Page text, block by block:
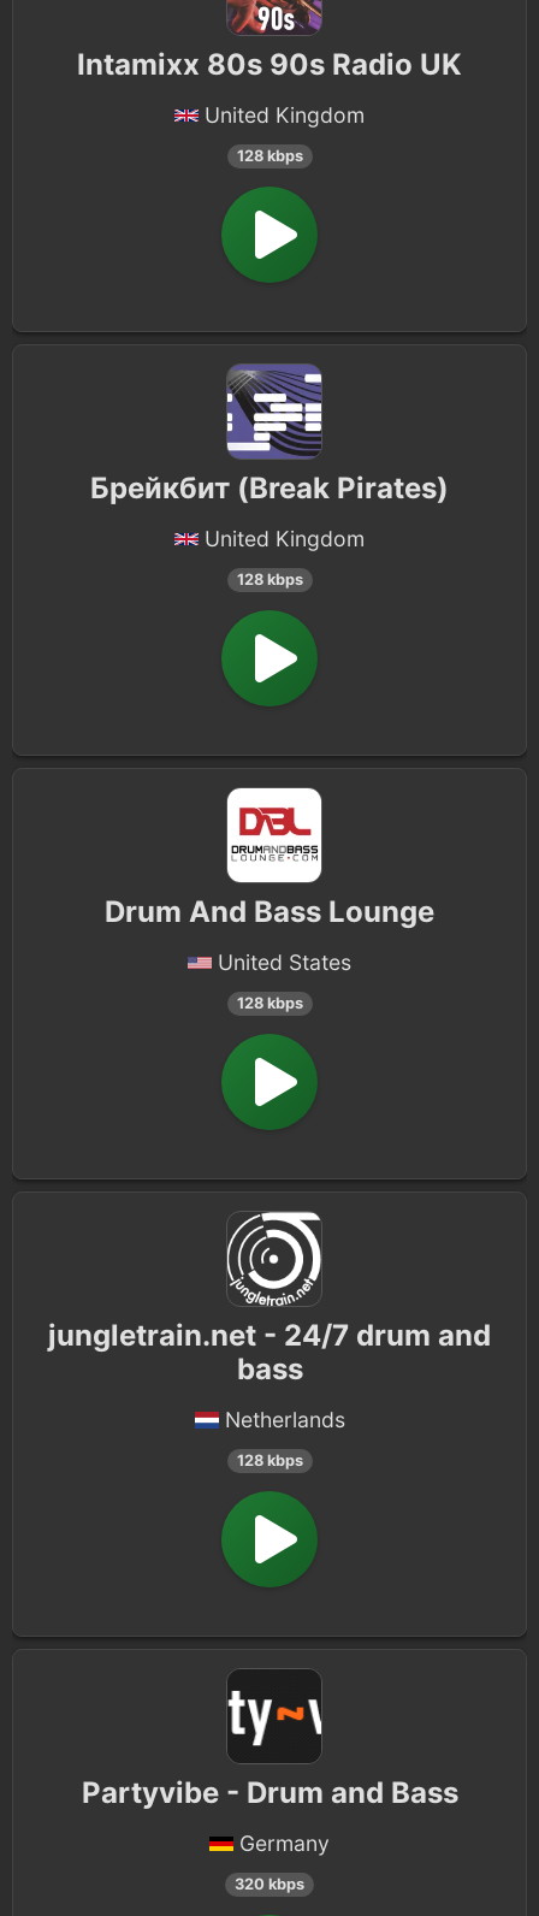
Intamixx 80s 90s Radio UK
United Kingdom
128 kbps
Брейкбит (Break Pirates)
United Kingdom
128 kbps
Drum And Bass Lounge
United States
128 kbps
jungletrain.net - 24/7 drum and
bass
Netherlands
128 kbps
Partyvibe - Drum and Bass
Germany
320 kbps